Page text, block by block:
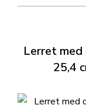
Lerret
25,4